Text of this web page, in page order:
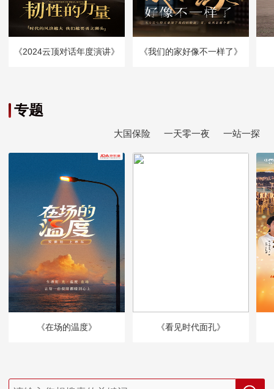
《2024云顶对话年度演讲》 《我们的家好像不一样了》
专题
大国保险 一天零一夜 一站一探
《在场的温度》 《看见时代面孔》